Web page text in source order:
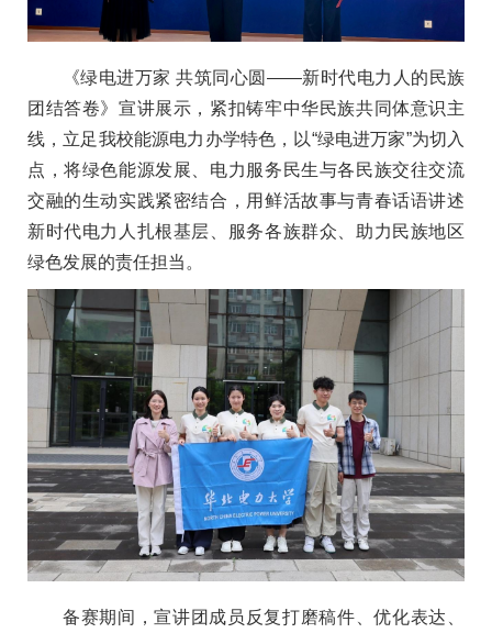
《绿电进万家 共筑同心圆——新时代电力人的民族
团结答卷》宣讲展示，紧扣铸牢中华民族共同体意识主
线，立足我校能源电力办学特色，以“绿电进万家”为切入
点，将绿色能源发展、电力服务民生与各民族交往交流
交融的生动实践紧密结合，用鲜活故事与青春话语讲述
新时代电力人扎根基层、服务各族群众、助力民族地区
绿色发展的责任担当。
备赛期间，宣讲团成员反复打磨稿件、优化表达、